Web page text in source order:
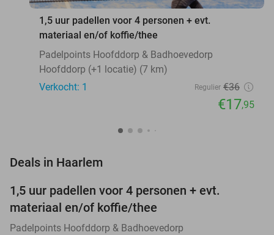
1,5 uur padellen voor 4 personen + evt.
materiaal en/of koffie/thee
Padelpoints Hoofddorp & Badhoevedorp
Hoofddorp (+1 locatie) (7 km)
Verkocht: 1
Regulier €36
€17,95
Deals in Haarlem
TODAY
1,5 uur padellen voor 4 personen + evt.
materiaal en/of koffie/thee
Padelpoints Hoofddorp & Badhoevedorp